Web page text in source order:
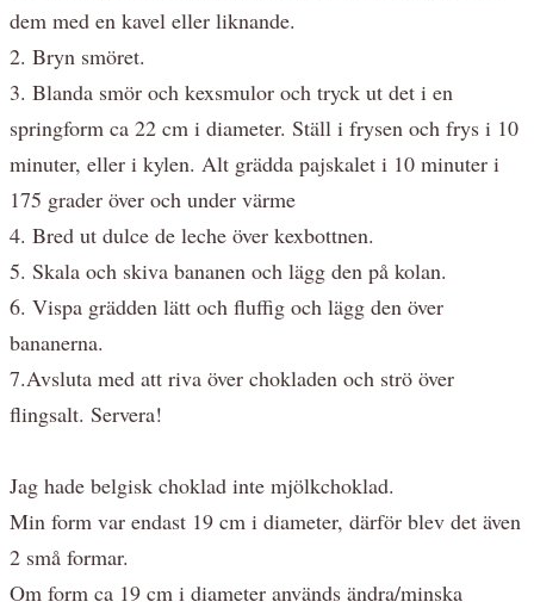
dem med en kavel eller liknande.
2. Bryn smöret.
3. Blanda smör och kexsmulor och tryck ut det i en
springform ca 22 cm i diameter. Ställ i frysen och frys i 10
minuter, eller i kylen. Alt grädda pajskalet i 10 minuter i
175 grader över och under värme
4. Bred ut dulce de leche över kexbottnen.
5. Skala och skiva bananen och lägg den på kolan.
6. Vispa grädden lätt och fluffig och lägg den över
bananerna.
7.Avsluta med att riva över chokladen och strö över
flingsalt. Servera!
Jag hade belgisk choklad inte mjölkchoklad.
Min form var endast 19 cm i diameter, därför blev det även
2 små formar.
Om form ca 19 cm i diameter används ändra/minska